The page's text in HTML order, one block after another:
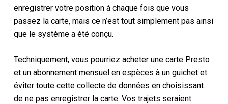
enregistrer votre position à chaque fois que vous
passez la carte, mais ce n’est tout simplement pas ainsi
que le système a été conçu.
Techniquement, vous pourriez acheter une carte Presto
et un abonnement mensuel en espèces à un guichet et
éviter toute cette collecte de données en choisissant
de ne pas enregistrer la carte. Vos trajets seraient